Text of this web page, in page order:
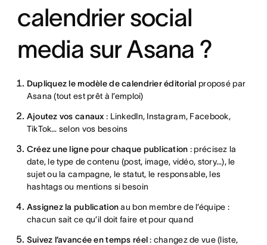
calendrier social
media sur Asana ?
Dupliquez le modèle de calendrier éditorial proposé par
Asana (tout est prêt à l’emploi)
Ajoutez vos canaux : LinkedIn, Instagram, Facebook,
TikTok… selon vos besoins
Créez une ligne pour chaque publication : précisez la
date, le type de contenu (post, image, vidéo, story…), le
sujet ou la campagne, le statut, le responsable, les
hashtags ou mentions si besoin
Assignez la publicationau bon membre de l’équipe :
chacun sait ce qu’il doit faire et pour quand
Suivez l’avancée en temps réel: changez de vue (liste,